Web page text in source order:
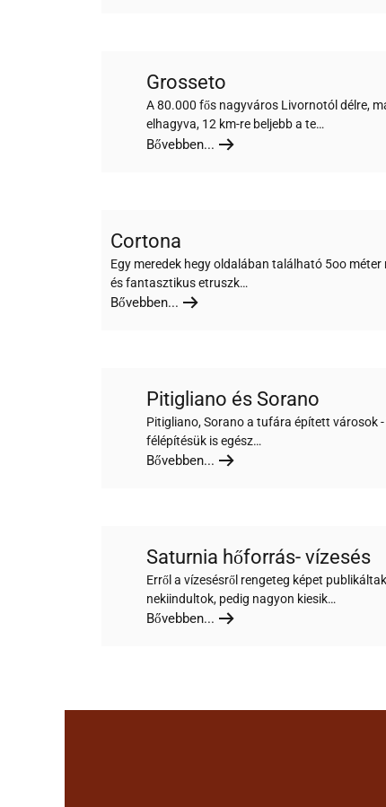
Grosseto
A 80.000 fős nagyváros Livornotól délre,
elhagyva, 12 km-re beljebb a te…
Bővebben...
Cortona
Egy meredek hegy oldalában található 5oo
és fantasztikus etruszk…
Bővebben...
Pitigliano és Sorano
Pitigliano, Sorano a tufára épített városok
félépítésük is egész…
Bővebben...
Saturnia hőforrás- vízesés
Erről a vízesésről rengeteg képet
nekiindultok, pedig nagyon kiesik…
Bővebben...